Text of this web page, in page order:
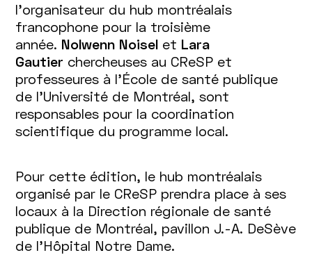
l'organisateur du hub montréalais
francophone pour la troisième
année. Nolwenn Noisel et Lara
Gautier chercheuses au CReSP et
professeures à l'École de santé publique
de l'Université de Montréal, sont
responsables pour la coordination
scientifique du programme local.
Pour cette édition, le hub montréalais
organisé par le CReSP prendra place à ses
locaux à la Direction régionale de santé
publique de Montréal, pavillon J.-A. DeSève
de l'Hôpital Notre Dame.